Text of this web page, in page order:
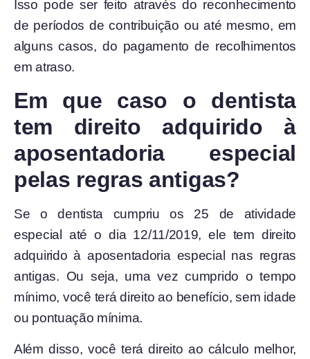
Isso pode ser feito através do reconhecimento
de períodos de contribuição ou até mesmo, em
alguns casos, do pagamento de recolhimentos
em atraso.
Em que caso o dentista
tem direito adquirido à
aposentadoria especial
pelas regras antigas?
Se o dentista cumpriu os 25 de atividade
especial até o dia 12/11/2019, ele tem direito
adquirido à aposentadoria especial nas regras
antigas. Ou seja, uma vez cumprido o tempo
mínimo, você terá direito ao benefício, sem idade
ou pontuação mínima.
Além disso, você terá direito ao cálculo melhor,